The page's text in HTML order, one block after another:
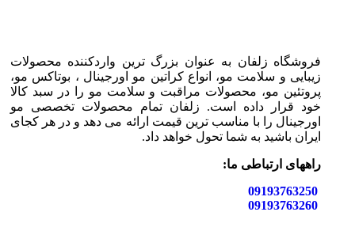
فروشگاه زلفان به عنوان بزرگ ترین واردکننده محصولات
زیبایی و سلامت مو، انواع کراتین مو اورجینال ، بوتاکس مو،
پروتئین مو، محصولات مراقبت و سلامت مو را در سبد کالا
خود قرار داده است. زلفان تمام محصولات تخصصی مو
اورجینال را با مناسب ترین قیمت ارائه می دهد و در هر کجای
ایران باشید به شما تحول خواهد داد.
راههای ارتباطی ما:
09193763250
09193763260